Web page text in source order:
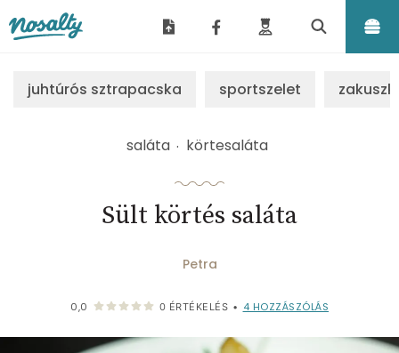
juhtúrós sztrapacska sportszelet
saláta körtesaláta
Sült körtés saláta
Petra
0,0 0 ÉRTÉKELÉS • 4 HOZZÁSZÓLÁS